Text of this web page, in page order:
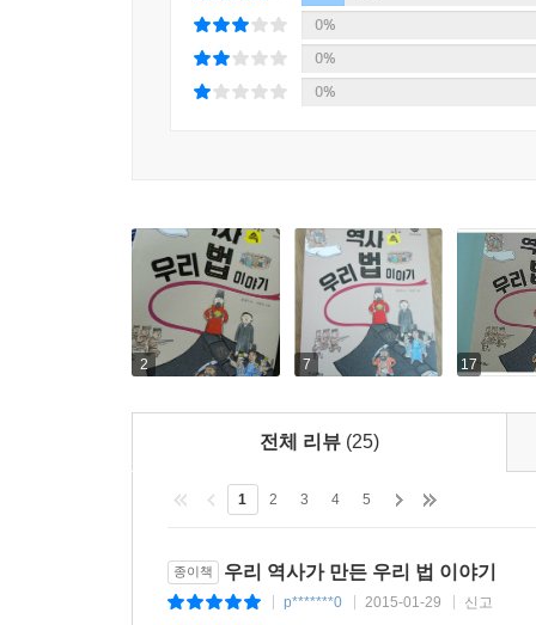
0%
0%
0%
2 7 17
전체 리뷰 (25)
1 2 3 4 5
종이책 우리 역사가 만든 우리 법 이야기
p*******0 2015-01-29 신고